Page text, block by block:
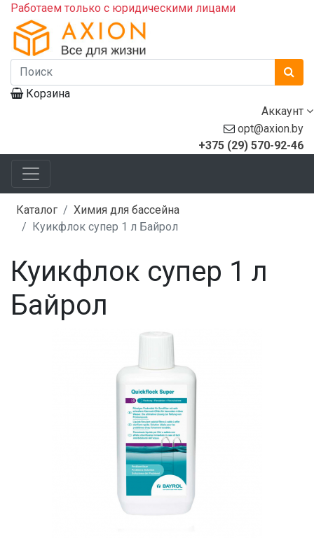
Работаем только с юридическими лицами
Корзина
Аккаунт
opt@axion.by
+375 (29) 570-92-46
Каталог
Химия для бассейна
Куикфлок супер 1 л Байрол
Куикфлок супер 1 л
Байрол